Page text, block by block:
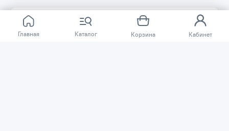
Главная Каталог Корзина Кабинет